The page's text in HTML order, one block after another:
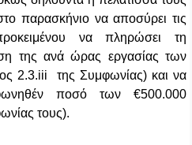
παρασκήνιο να αποσύρει τις
προκειμένου να πληρώσει τη
της ανά ώρας εργασίας των
2.3.iii της Συμφωνίας) και να
ποσό των €500.000
τους).